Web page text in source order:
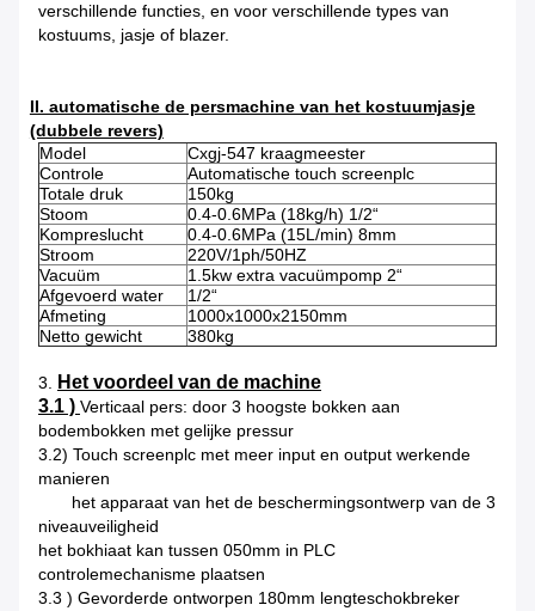
verschillende functies, en voor verschillende types van
kostuums, jasje of blazer.
II. automatische de persmachine van het kostuumjasje
(dubbele revers)
Model
Cxgj-547 kraagmeester
Controle
Automatische touch screenplc
Totale druk
150kg
Stoom
0.4-0.6MPa (18kg/h) 1/2“
Kompreslucht
0.4-0.6MPa (15L/min) 8mm
Stroom
220V/1ph/50HZ
Vacuüm
1.5kw extra vacuümpomp 2“
Afgevoerd water
1/2“
Afmeting
1000x1000x2150mm
Netto gewicht
380kg
3. Het voordeel van de machine
3.1 ) Verticaal pers: door 3 hoogste bokken aan
bodembokken met gelijke pressur
3.2) Touch screenplc met meer input en output werkende
manieren
het apparaat van het de beschermingsontwerp van de 3
niveauveiligheid
het bokhiaat kan tussen 050mm in PLC
controlemechanisme plaatsen
3.3 ) Gevorderde ontworpen 180mm lengteschokbreker